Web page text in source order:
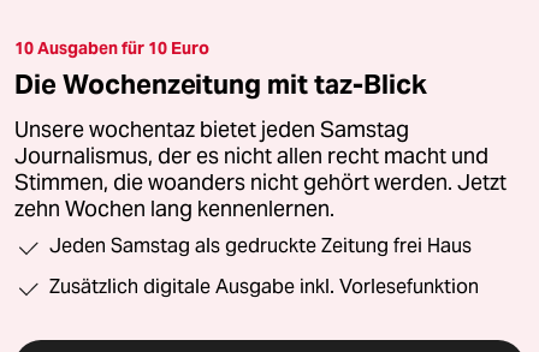
10 Ausgaben für 10 Euro
Die Wochenzeitung mit taz-Blick
Unsere wochentaz bietet jeden Samstag
Journalismus, der es nicht allen recht macht und
Stimmen, die woanders nicht gehört werden. Jetzt
zehn Wochen lang kennenlernen.
Jeden Samstag als gedruckte Zeitung frei Haus
Zusätzlich digitale Ausgabe inkl. Vorlesefunktion